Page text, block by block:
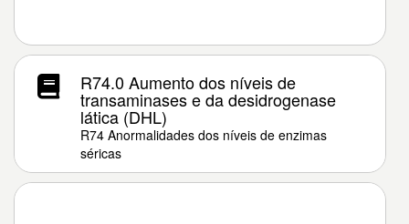
R74.0 Aumento dos níveis de
transaminases e da desidrogenase
lática (DHL)
R74 Anormalidades dos níveis de enzimas
séricas